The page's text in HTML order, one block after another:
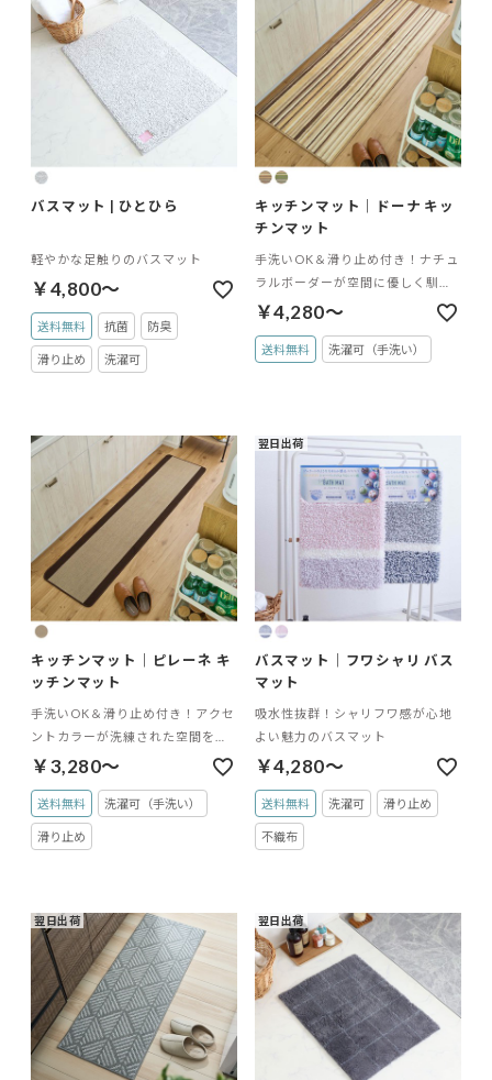
バスマット | ひとひら
軽やかな足触りのバスマット
￥4,800～
送料無料 抗菌 防臭
滑り止め 洗濯可
キッチンマット｜ドーナ キッ
チンマット
手洗いOK＆滑り止め付き！ナチュ
ラルボーダーが空間に優しく馴染
み、穏やかで心地よいキッチンマ
￥4,280～
送料無料 洗濯可（手洗い）
キッチンマット｜ピレーネ キ
ッチンマット
手洗いOK＆滑り止め付き！アクセ
ントカラーが洗練された空間を演
出するキッチンマット
￥3,280～
送料無料 洗濯可（手洗い）
滑り止め
翌日出荷
バスマット｜フワシャリ バス
マット
吸水性抜群！シャリフワ感が心地
よい魅力のバスマット
￥4,280～
送料無料 洗濯可 滑り止め
不織布
翌日出荷 翌日出荷